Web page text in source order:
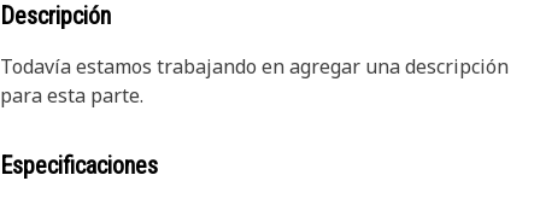
Descripción
Todavía estamos trabajando en agregar una descripción
para esta parte.
Especificaciones